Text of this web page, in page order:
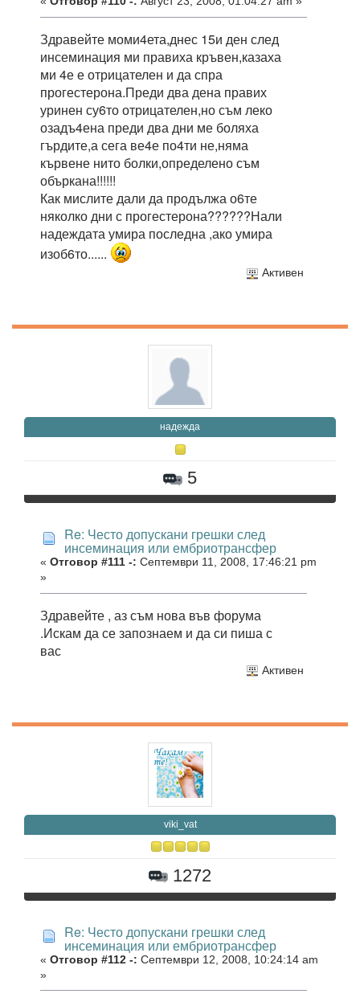
Здравейте моми4ета,днес 15и ден след
инсеминация ми правиха кръвен,казаха
ми 4е е отрицателен и да спра
прогестерона.Преди два дена правих
уринен су6то отрицателен,но съм леко
озадъ4ена преди два дни ме боляха
гърдите,а сега ве4е по4ти не,няма
кървене нито болки,определено съм
объркана!!!!!!
Как мислите дали да продължа о6те
няколко дни с прогестерона??????Нали
надеждата умира последна ,ако умира
изоб6то......
Активен
надежда
5
Re: Често допускани грешки след
инсеминация или ембриотрансфер
« Отговор #111 -: Септември 11, 2008, 17:46:21 pm
»
Здравейте , аз съм нова във форума
.Искам да се запознаем и да си пиша с
вас
Активен
viki_vat
1272
Re: Често допускани грешки след
инсеминация или ембриотрансфер
« Отговор #112 -: Септември 12, 2008, 10:24:14 am
»